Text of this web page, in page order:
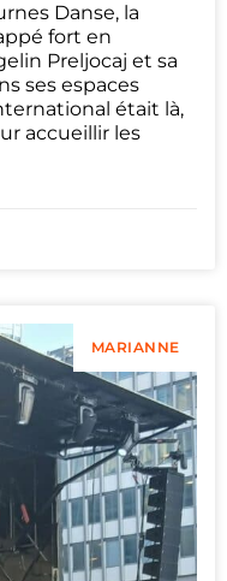
Danse, la
fort en
Preljocaj et sa
ses espaces
était là,
accueillir les
MARIANNE